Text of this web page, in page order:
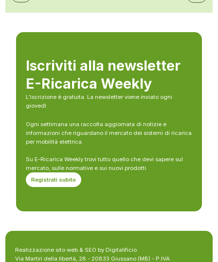
Iscriviti alla newsletter
E-Ricarica Weekly
L’iscrizione è gratuita. La newsletter viene inviato ogni
giovedì
Ogni settimana una raccolta aggiornata di notizie e
informazioni che riguardano il mercato dei sistemi di ricarica
per mobilità elettrica.
Su E-Ricarica Weekly trovi tutto quello che devi sapere sul
mercato, sulle normative e sui nuovi prodotti.
Registrati subito
Realizzazione sito web & SEO by Digitalificio
Via Martiri della libertà, 28 - 20833 Giussano (MB) - P.IVA